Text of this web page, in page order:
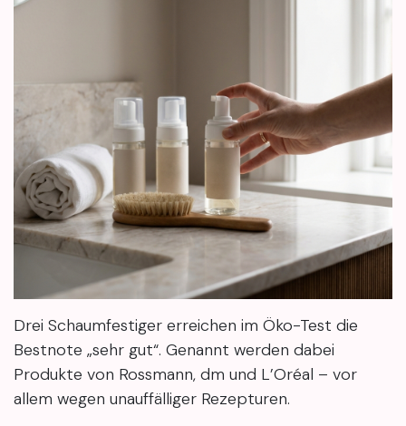
Drei Schaumfestiger erreichen im Öko-Test die
Bestnote „sehr gut“. Genannt werden dabei
Produkte von Rossmann, dm und L’Oréal – vor
allem wegen unauffälliger Rezepturen.